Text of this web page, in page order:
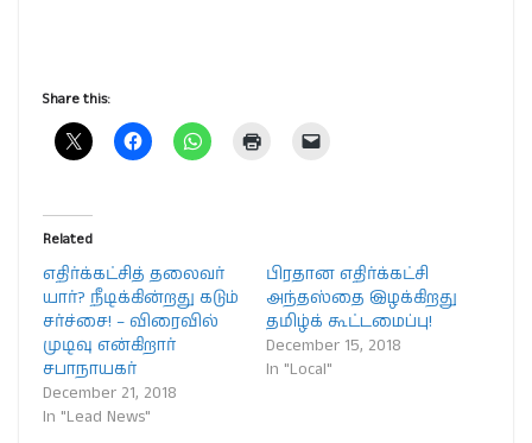
Share this:
Related
எதிர்க்கட்சித் தலைவர்
யார்? நீடிக்கின்றது கடும்
சர்ச்சை! – விரைவில்
முடிவு என்கிறார்
சபாநாயகர்
December 21, 2018
In "Lead News"
பிரதான எதிர்க்கட்சி
அந்தஸ்தை இழக்கிறது
தமிழ்க் கூட்டமைப்பு!
December 15, 2018
In "Local"